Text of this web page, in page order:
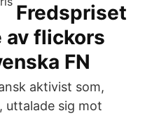
Fredspriset
av flickors
FN
aktivist som,
uttalade sig mot